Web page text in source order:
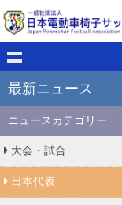
最新ニュース
ニュースカテゴリー
大会・試合
日本代表